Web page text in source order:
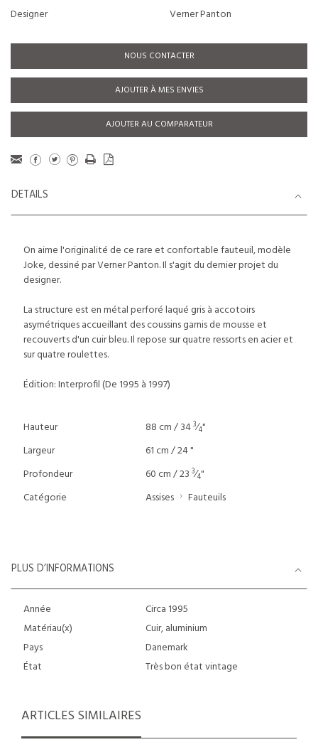
Designer Verner Panton
NOUS CONTACTER
AJOUTER À MES ENVIES
AJOUTER AU COMPARATEUR
DETAILS
On aime l'originalité de ce rare et confortable fauteuil, modèle
Joke, dessiné par Verner Panton. Il s'agit du dernier projet du
designer.
La structure est en métal perforé laqué gris à accotoirs
asymétriques accueillant des coussins garnis de mousse et
recouverts d'un cuir bleu. Il repose sur quatre ressorts en acier et
sur quatre roulettes.
Édition: Interprofil (De 1995 à 1997)
Hauteur 88 cm / 343⁄4"
Largeur
61 cm / 24 "
Profondeur
60 cm / 23 3⁄4"
Catégorie
Assises Fauteuils
PLUS D’INFORMATIONS
Année
Circa 1995
Matériau(x)
Cuir, aluminium
Pays
Danemark
État
Très bon état vintage
ARTICLES SIMILAIRES